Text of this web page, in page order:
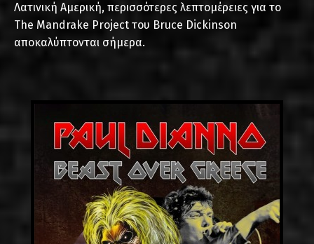
Λατινική Αμερική, περισσότερες λεπτομέρειες για το
The Mandrake Project του Bruce Dickinson
αποκαλύπτονται σήμερα.